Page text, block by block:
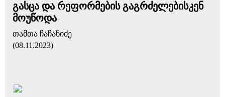
გასცა და რეფორმების გაგრძელებისკენ
მოუწოდა
თამთა ჩაჩანიძე
(08.11.2023)